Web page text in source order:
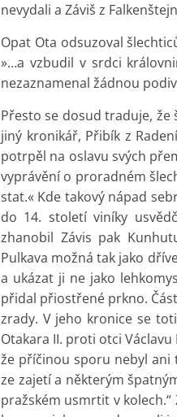
nevydali a Záviš z
Opat Ota odsuzoval
»…a vzbudil v srdci
nezaznamenal žádnou
Přesto se dosud traduje, že
jiný kronikář, Přibík z
potrpěl na oslavu svých
vyprávění o proradném
stat.« Kde takový nápad
do 14. století viníky
zhanobil Závis pak
Pulkava možná tak jako
a ukázat ji ne jako
přidal přiostřené prkno.
zrady. V jeho kronice se
Otakara II. proti otci
že příčinou sporu nebyl ani
ze zajetí a některým
pražském usmrtit v